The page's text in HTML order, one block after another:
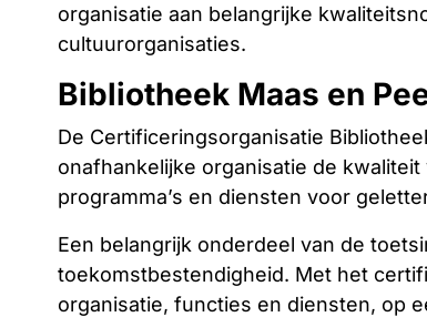
organisatie aan belangrijke
cultuurorganisaties.
Bibliotheek Maas en
De Certificeringsorganisatie
onafhankelijke organisatie de
programma’s en diensten voor
Een belangrijk onderdeel van de
toekomstbestendigheid. Met het
organisatie, functies en diensten, op